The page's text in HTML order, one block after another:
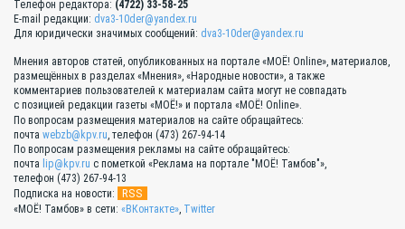
Телефон редактора: (4722) 33-58-25
E-mail редакции: dva3-10der@yandex.ru
Для юридически значимых сообщений: dva3-10der@yandex.ru
Мнения авторов статей, опубликованных на портале «МОЁ! Online», материалов,
размещённых в разделах «Мнения», «Народные новости», а также
комментариев пользователей к материалам сайта могут не совпадать
с позицией редакции газеты «МОЁ!» и портала «МОЁ! Online».
По вопросам размещения материалов на сайте обращайтесь:
почта webzb@kpv.ru, телефон (473) 267-94-14
По вопросам размещения рекламы на сайте обращайтесь:
почта lip@kpv.ru с пометкой «Реклама на портале "МОЁ! Тамбов"»,
телефон (473) 267-94-13
Подписка на новости:
RSS
«МОЁ! Тамбов» в сети: «ВКонтакте», Twitter